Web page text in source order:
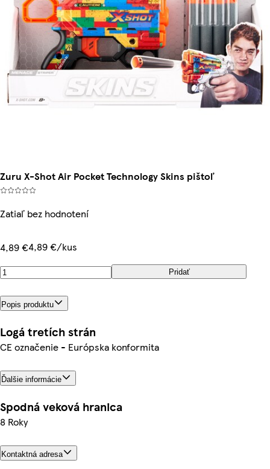
Zuru X-Shot Air Pocket Technology Skins pištoľ
Zatiaľ bez hodnotení
4,89 €4,89 €/kus
Pridať
Popis produktu
Logá tretích strán
CE označenie - Európska konformita
Ďalšie informácie
Spodná veková hranica
8 Roky
Kontaktná adresa